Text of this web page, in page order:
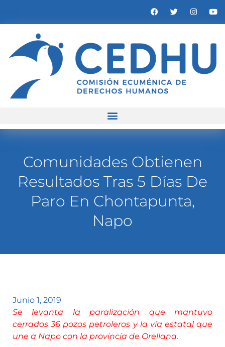
Comunidades Obtienen
Resultados Tras 5 Días De
Paro En Chontapunta,
Napo
Junio 1, 2019
Se levanta la paralización que mantuvo
cerrados 36 pozos petroleros y la vía estatal que
une a Napo con la provincia de Orellana.